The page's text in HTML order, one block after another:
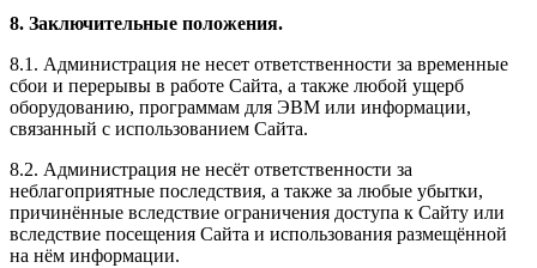
8. Заключительные положения.
8.1. Администрация не несет ответственности за временные
сбои и перерывы в работе Сайта, а также любой ущерб
оборудованию, программам для ЭВМ или информации,
связанный с использованием Сайта.
8.2. Администрация не несёт ответственности за
неблагоприятные последствия, а также за любые убытки,
причинённые вследствие ограничения доступа к Сайту или
вследствие посещения Сайта и использования размещённой
на нём информации.